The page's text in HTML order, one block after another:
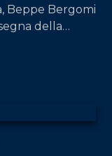
Beppe Bergomi
della